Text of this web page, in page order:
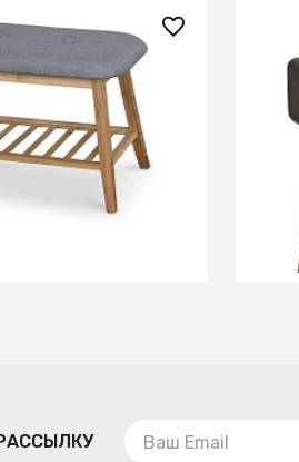
Halmar ST-14
41